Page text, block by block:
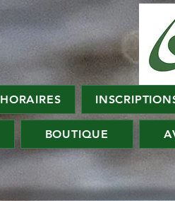
HORAIRES
BOUTIQUE